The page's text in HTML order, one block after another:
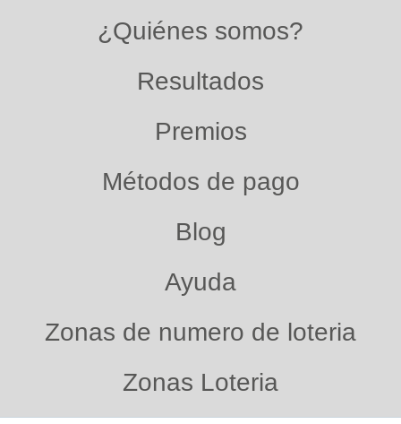
¿Quiénes somos?
Resultados
Premios
Métodos de pago
Blog
Ayuda
Zonas de numero de loteria
Zonas Loteria